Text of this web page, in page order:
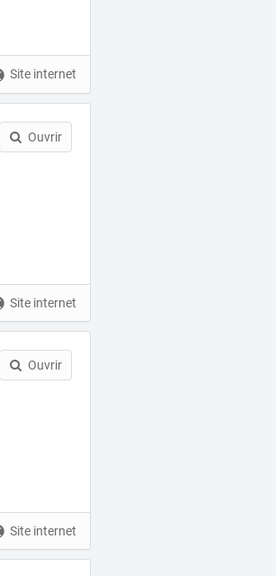
Site internet
Ouvrir
Site internet
Ouvrir
Site internet